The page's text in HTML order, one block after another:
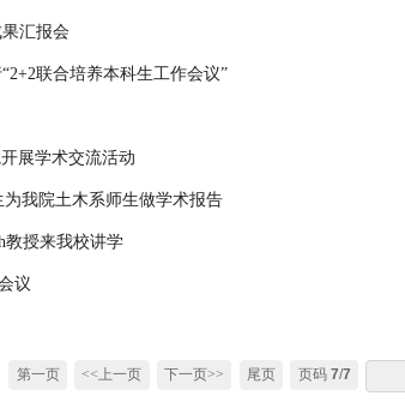
汇报会
联合培养本科生工作会议”
展学术交流活动
为我院土木系师生做学术报告
教授来我校讲学
议
第一页 <<上一页 下一页>> 尾页 页码 7/7